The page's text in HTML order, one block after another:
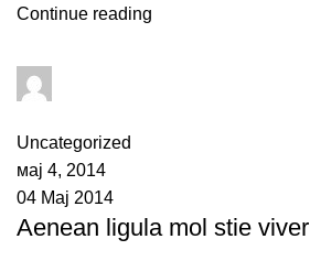
Continue reading
Uncategorized
мај 4, 2014
04 Мај 2014
Aenean ligula mol stie viver